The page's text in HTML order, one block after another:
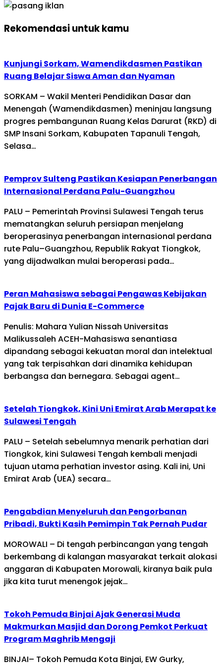
Rekomendasi untuk kamu
Kunjungi Sorkam, Wamendikdasmen Pastikan
Ruang Belajar Siswa Aman dan Nyaman
SORKAM – Wakil Menteri Pendidikan Dasar dan
Menengah (Wamendikdasmen) meninjau langsung
progres pembangunan Ruang Kelas Darurat (RKD) di
SMP Insani Sorkam, Kabupaten Tapanuli Tengah,
Selasa…
Pemprov Sulteng Pastikan Kesiapan Penerbangan
Internasional Perdana Palu-Guangzhou
PALU – Pemerintah Provinsi Sulawesi Tengah terus
mematangkan seluruh persiapan menjelang
beroperasinya penerbangan internasional perdana
rute Palu–Guangzhou, Republik Rakyat Tiongkok,
yang dijadwalkan mulai beroperasi pada…
Peran Mahasiswa sebagai Pengawas Kebijakan
Pajak Baru di Dunia E-Commerce
Penulis: Mahara Yulian Nissah Universitas
Malikussaleh ACEH-Mahasiswa senantiasa
dipandang sebagai kekuatan moral dan intelektual
yang tak terpisahkan dari dinamika kehidupan
berbangsa dan bernegara. Sebagai agent…
Setelah Tiongkok, Kini Uni Emirat Arab Merapat ke
Sulawesi Tengah
PALU – Setelah sebelumnya menarik perhatian dari
Tiongkok, kini Sulawesi Tengah kembali menjadi
tujuan utama perhatian investor asing. Kali ini, Uni
Emirat Arab (UEA) secara…
Pengabdian Menyeluruh dan Pengorbanan
Pribadi, Bukti Kasih Pemimpin Tak Pernah Pudar
MOROWALI – Di tengah perbincangan yang tengah
berkembang di kalangan masyarakat terkait alokasi
anggaran di Kabupaten Morowali, kiranya baik pula
jika kita turut menengok jejak…
Tokoh Pemuda Binjai Ajak Generasi Muda
Makmurkan Masjid dan Dorong Pemkot Perkuat
Program Maghrib Mengaji
BINJAI– Tokoh Pemuda Kota Binjai, EW Gurky,